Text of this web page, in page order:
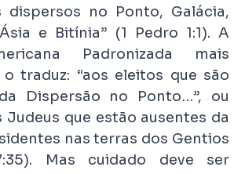
dispersos no Ponto, Galácia,
e Bitínia” (1 Pedro 1:1). A
Padronizada mais
traduz: “aos eleitos que são
Dispersão no Ponto…”, ou
Judeus que estão ausentes da
nas terras dos Gentios
Mas cuidado deve ser